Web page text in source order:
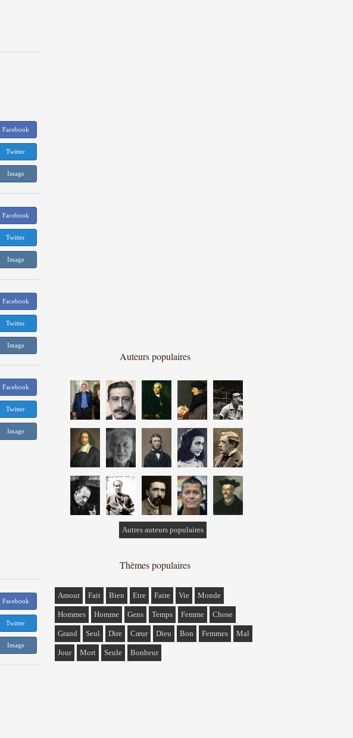
Facebook
Twitter
Image
Facebook
Twitter
Image
Facebook
Twitter
Image
Facebook
Twitter
Image
Facebook
Twitter
Image
Auteurs populaires
Autres auteurs populaires
Thèmes populaires
Amour Fait Bien Etre Faire Vie Monde
Hommes Homme Gens Temps Femme Chose
Grand Seul Dire Cœur Dieu Bon Femmes Mal
Jour Mort Seule Bonheur